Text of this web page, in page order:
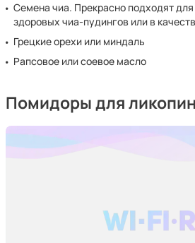
Семена чиа. Прекрасно подходят для
здоровых чиа-пудингов или в
Грецкие орехи или миндаль
Рапсовое или соевое масло
Помидоры для